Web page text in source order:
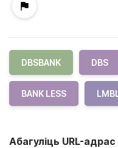
DBSBANK DBS
BANK LESS
Абагуліць URL-адрас